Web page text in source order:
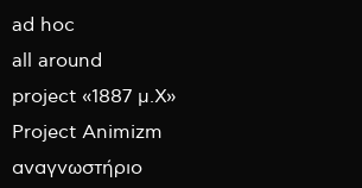
ad hoc
all around
project «1887 μ.Χ»
Project Animizm
αναγνωστήριο